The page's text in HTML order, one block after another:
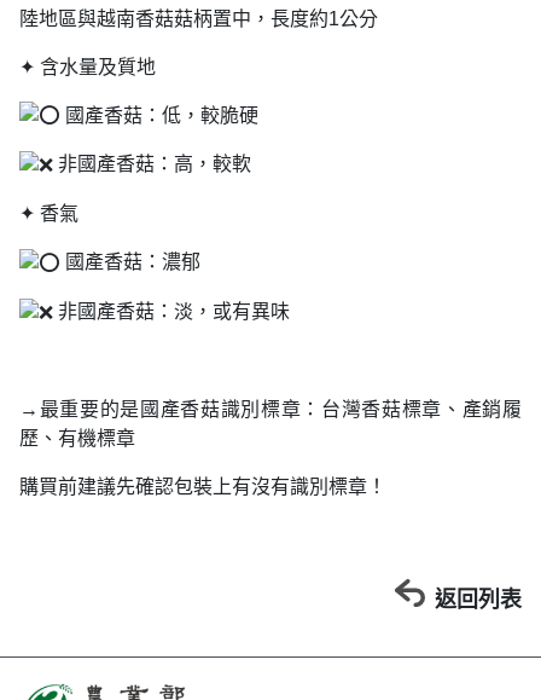
陸地區與越南香菇菇柄置中，長度約1公分
✦ 含水量及質地
國產香菇：低，較脆硬
非國產香菇：高，較軟
✦ 香氣
國產香菇：濃郁
非國產香菇：淡，或有異味
→最重要的是國產香菇識別標章：台灣香菇標章、產銷履
歷、有機標章
購買前建議先確認包裝上有沒有識別標章！
返回列表